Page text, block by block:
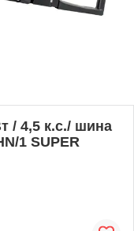
/ 4,5 к.с./ шина
1 SUPER